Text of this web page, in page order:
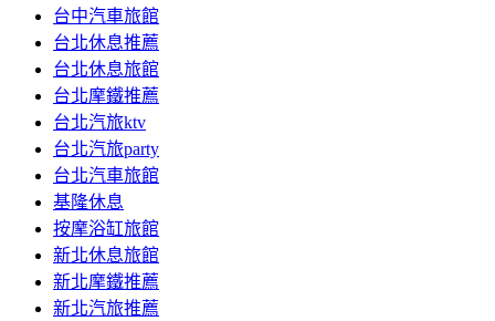
台中汽車旅館
台北休息推薦
台北休息旅館
台北摩鐵推薦
台北汽旅ktv
台北汽旅party
台北汽車旅館
基隆休息
按摩浴缸旅館
新北休息旅館
新北摩鐵推薦
新北汽旅推薦